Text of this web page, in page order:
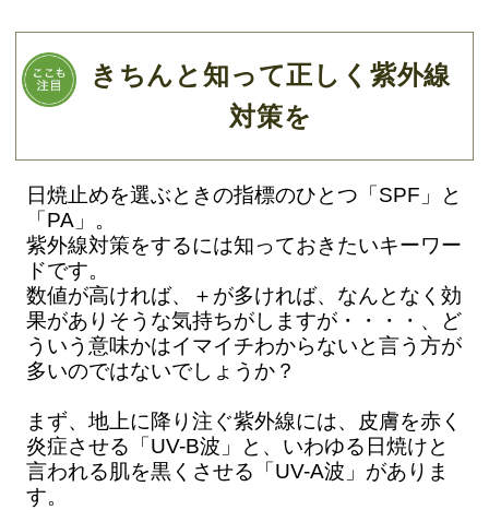
きちんと知って正しく紫外線
対策を
日焼止めを選ぶときの指標のひとつ「SPF」と
「PA」。
紫外線対策をするには知っておきたいキーワー
ドです。
数値が高ければ、＋が多ければ、なんとなく効
果がありそうな気持ちがしますが・・・・、ど
ういう意味かはイマイチわからないと言う方が
多いのではないでしょうか？
まず、地上に降り注ぐ紫外線には、皮膚を赤く
炎症させる「UV-B波」と、いわゆる日焼けと
言われる肌を黒くさせる「UV-A波」がありま
す。